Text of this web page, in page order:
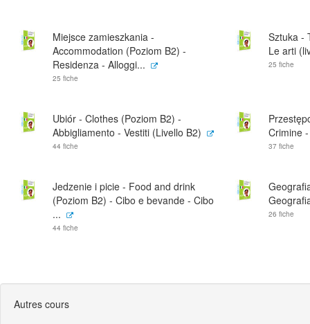
Miejsce zamieszkania -
Accommodation (Poziom B2) -
Residenza - Alloggi...
25 fiche
Sztuka -
Le arti
25 fiche
Ubiór - Clothes (Poziom B2) -
Abbigliamento - Vestiti (Livello B2)
44 fiche
Crimine
37 fiche
Jedzenie i picie - Food and drink
(Poziom B2) - Cibo e bevande - Cibo
...
44 fiche
26 fiche
Autres cours